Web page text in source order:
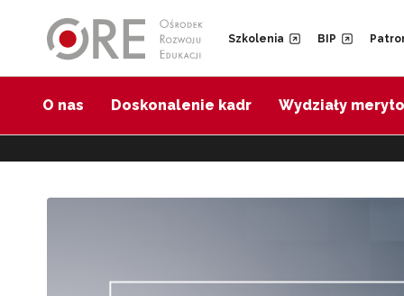
Szkolenia BIP
O nas Doskonalenie kadr Wydziały